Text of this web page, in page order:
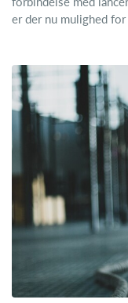
er der nu mulighed